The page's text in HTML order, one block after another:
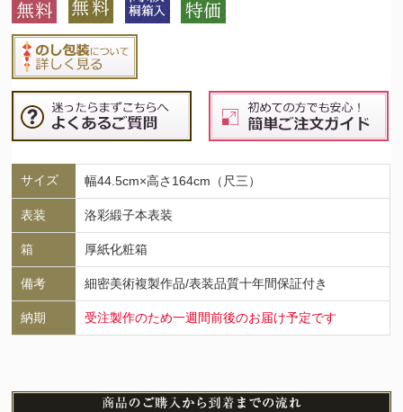
サイズ 幅44.5cm×高さ164cm（尺三）
表装 洛彩緞子本表装
箱 厚紙化粧箱
備考 細密美術複製作品/表装品質十年間保証付き
納期 受注製作のため一週間前後のお届け予定です